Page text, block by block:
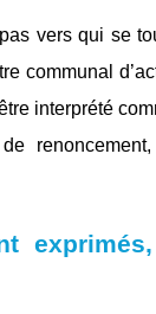
vers qui se
communal
interprété
renoncement,